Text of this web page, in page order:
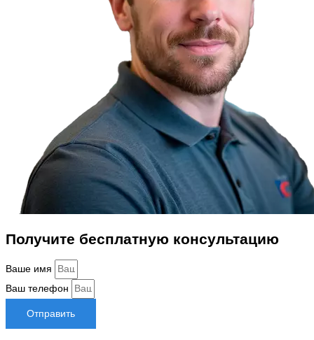
Получите бесплатную консультацию
Ваше имя
Ваш телефон
Отправить